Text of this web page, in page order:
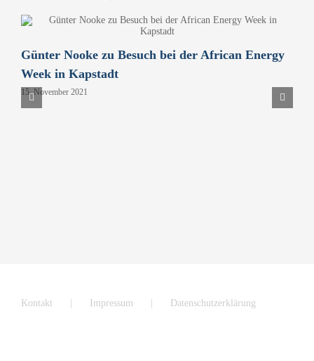
Günter Nooke zu Besuch bei der African Energy
Week in Kapstadt
15. November 2021
Kontakt Impressum Datenschutzerklärung